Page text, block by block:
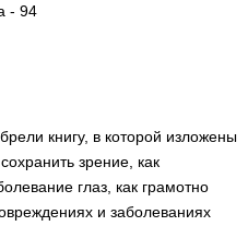
- 94
книгу, в которой изложены
зрение, как
глаз, как грамотно
и заболеваниях